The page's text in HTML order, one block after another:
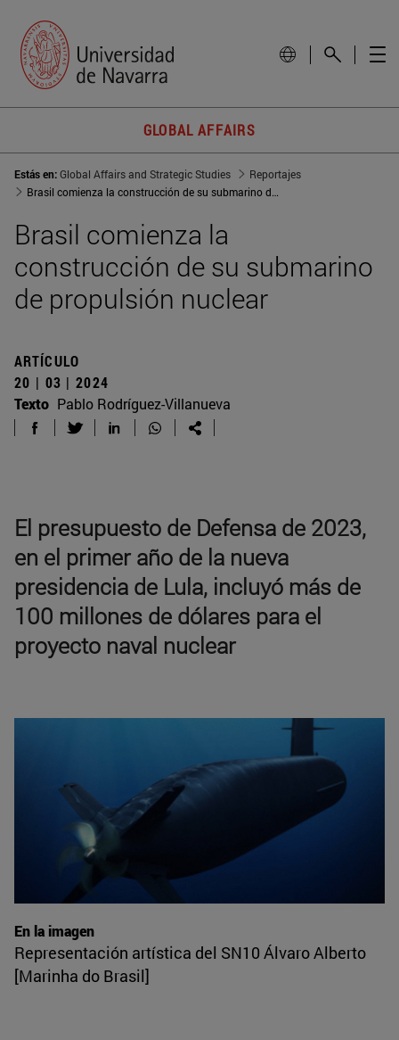
GLOBAL AFFAIRS
Estás en:Global Affairs and Strategic Studies
Reportajes
Brasil comienza la construcción de su submarino de propulsión nuclear
Brasil comienza la
construcción de su submarino
de propulsión nuclear
ARTÍCULO
20 | 03 | 2024
Texto Pablo Rodríguez-Villanueva
El presupuesto de Defensa de 2023,
en el primer año de la nueva
presidencia de Lula, incluyó más de
100 millones de dólares para el
proyecto naval nuclear
En la imagen
Representación artística del SN10 Álvaro Alberto
[Marinha do Brasil]